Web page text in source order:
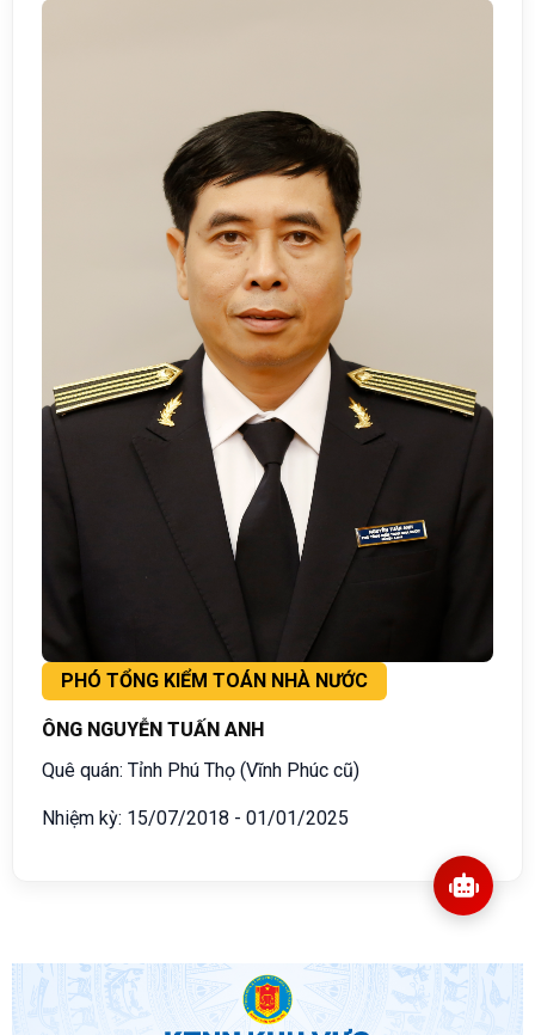
PHÓ TỔNG KIỂM TOÁN NHÀ NƯỚC
ÔNG NGUYỄN TUẤN ANH
Quê quán: Tỉnh Phú Thọ (Vĩnh Phúc cũ)
Nhiệm kỳ: 15/07/2018 - 01/01/2025